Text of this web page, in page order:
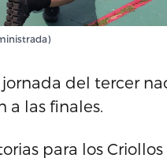
del tercer
a las finales.
para los